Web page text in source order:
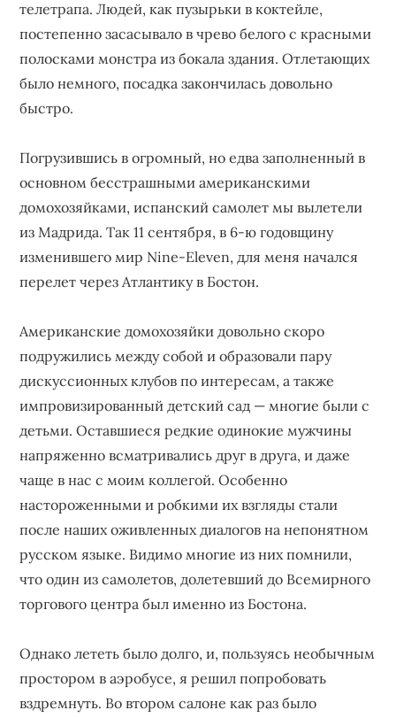
телетрапа. Людей, как пузырьки в коктейле,
постепенно засасывало в чрево белого с красными
полосками монстра из бокала здания. Отлетающих
было немного, посадка закончилась довольно
быстро.
Погрузившись в огромный, но едва заполненный в
основном бесстрашными американскими
домохозяйками, испанский самолет мы вылетели
из Мадрида. Так 11 сентября, в 6-ю годовщину
изменившего мир Nine-Eleven, для меня начался
перелет через Атлантику в Бостон.
Американские домохозяйки довольно скоро
подружились между собой и образовали пару
дискуссионных клубов по интересам, а также
импровизированный детский сад — многие были с
детьми. Оставшиеся редкие одинокие мужчины
напряженно всматривались друг в друга, и даже
чаще в нас с моим коллегой. Особенно
настороженными и робкими их взгляды стали
после наших оживленных диалогов на непонятном
русском языке. Видимо многие из них помнили,
что один из самолетов, долетевший до Всемирного
торгового центра был именно из Бостона.
Однако лететь было долго, и, пользуясь необычным
простором в аэробусе, я решил попробовать
вздремнуть. Во втором салоне как раз было